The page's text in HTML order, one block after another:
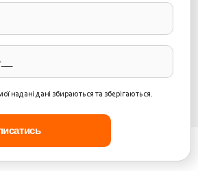
надані дані збираються та зберігаються.